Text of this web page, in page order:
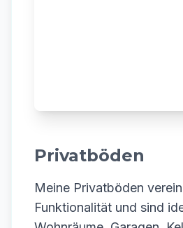
Privatböden
Meine Privatböden
Funktionalität und sind